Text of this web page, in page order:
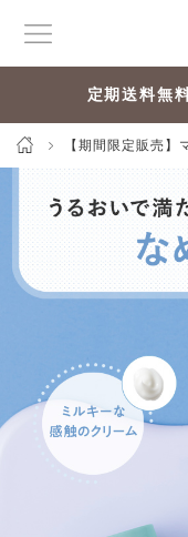
定期送料無
【期間限定販売